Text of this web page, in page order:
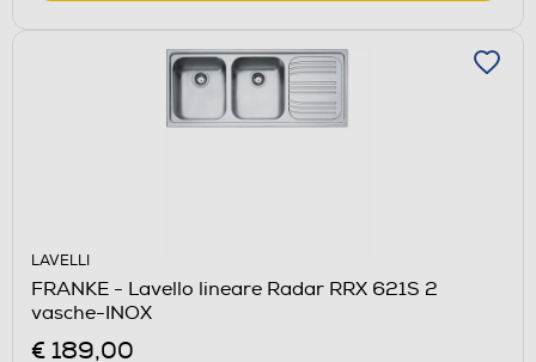
LAVELLI
FRANKE - Lavello lineare Radar RRX 621S 2
vasche-INOX
€ 189,00